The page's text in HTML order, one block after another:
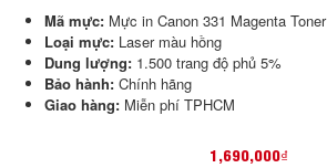
Mã mực: Mực in Canon 331 Magenta
Loại mực: Laser màu hồng
Dung lượng: 1.500 trang độ phủ 5%
Bảo hành: Chính hãng
Giao hàng: Miễn phí TPHCM
1,690,000₫